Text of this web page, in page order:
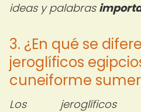
ideas y palabras
3. ¿En qué se
jeroglíficos
cuneiforme
Los jeroglíficos